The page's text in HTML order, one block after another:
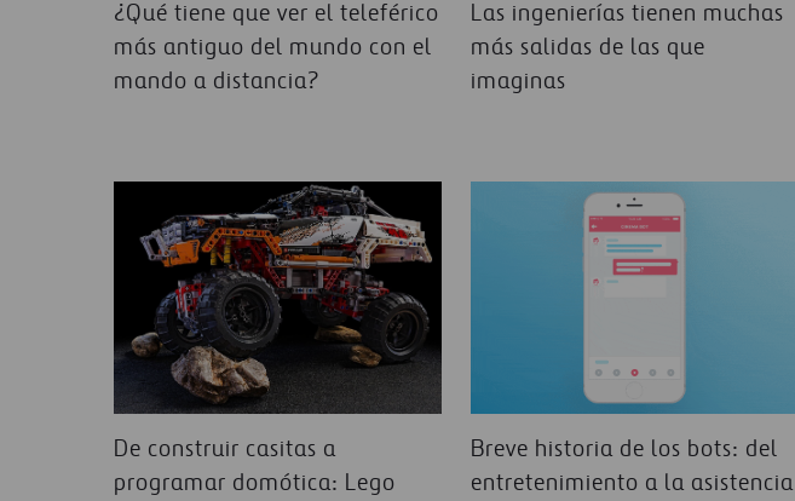
¿Qué tiene que ver el teleférico
más antiguo del mundo con el
mando a distancia?
Las ingenierías tienen muchas
más salidas de las que
imaginas
De construir casitas a
programar domótica: Lego
Breve historia de los bots: del
entretenimiento a la asistencia